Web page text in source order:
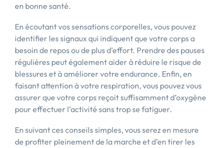
en bonne santé.
En écoutant vos sensations corporelles, vous pouvez
identifier les signaux qui indiquent que votre corps a
besoin de repos ou de plus d’effort. Prendre des pauses
régulières peut également aider à réduire le risque de
blessures et à améliorer votre endurance. Enfin, en
faisant attention à votre respiration, vous pouvez vous
assurer que votre corps reçoit suffisamment d’oxygène
pour effectuer l’activité sans trop se fatiguer.
En suivant ces conseils simples, vous serez en mesure
de profiter pleinement de la marche et d’en tirer les